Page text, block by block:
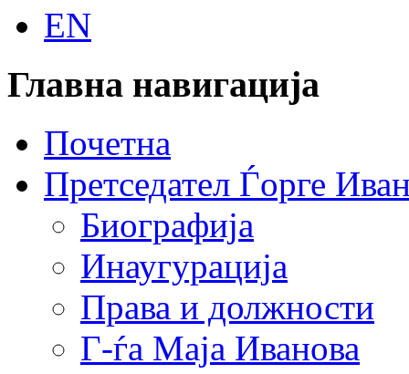
EN
Главна навигација
Почетна
Претседател Ѓорге
Биографија
Инаугурација
Права и должности
Г-ѓа Маја Иванова